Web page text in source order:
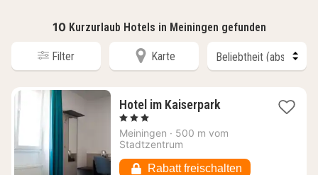
10 Kurzurlaub Hotels in Meiningen gefunden
Filter Karte
Hotel im Kaiserpark1
ab
, 3 Sterne
Meiningen · 500 m vom
Stadtzentrum
Rabatt freischalten